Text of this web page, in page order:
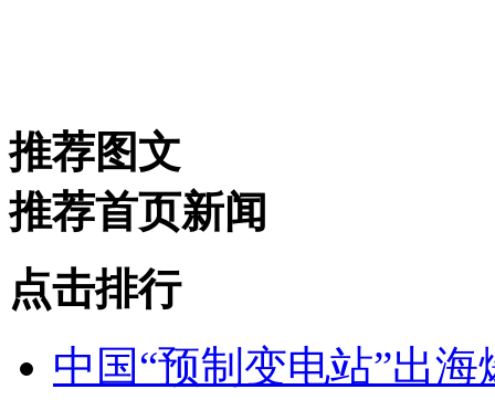
推荐图文
推荐首页新闻
点击排行
中国“预制变电站”出海